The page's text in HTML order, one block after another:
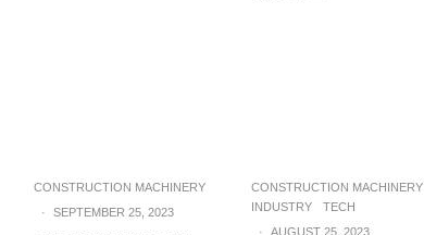
CONSTRUCTION MACHINERY
·
SEPTEMBER 25, 2023
CONSTRUCTION MACHINERY
INDUSTRY
TECH
·
AUGUST 25, 2023